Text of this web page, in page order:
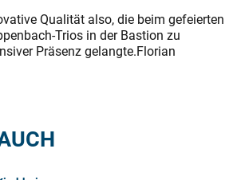
Qualität also, die beim gefeierten
Trios in der Bastion zu
Präsenz gelangte.Florian